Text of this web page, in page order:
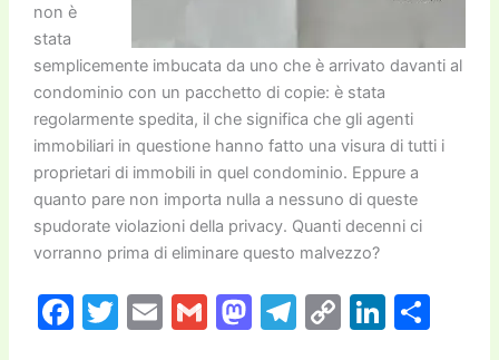
non è
stata
semplicemente imbucata da uno che è arrivato davanti al
condominio con un pacchetto di copie: è stata
regolarmente spedita, il che significa che gli agenti
immobiliari in questione hanno fatto una visura di tutti i
proprietari di immobili in quel condominio. Eppure a
quanto pare non importa nulla a nessuno di queste
spudorate violazioni della privacy. Quanti decenni ci
vorranno prima di eliminare questo malvezzo?
F T E G M T C Li C